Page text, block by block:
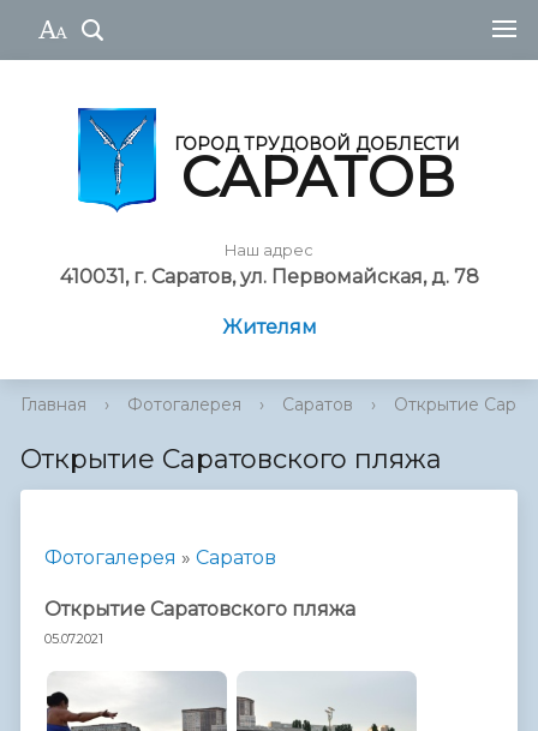
ГОРОД ТРУДОВОЙ ДОБЛЕСТИ
САРАТОВ
Наш адрес
410031, г. Саратов, ул. Первомайская, д. 78
Жителям
Главная › Фотогалерея › Саратов › Открытие
Открытие Саратовского пляжа
Фотогалерея » Саратов
Открытие Саратовского пляжа
05.07.2021